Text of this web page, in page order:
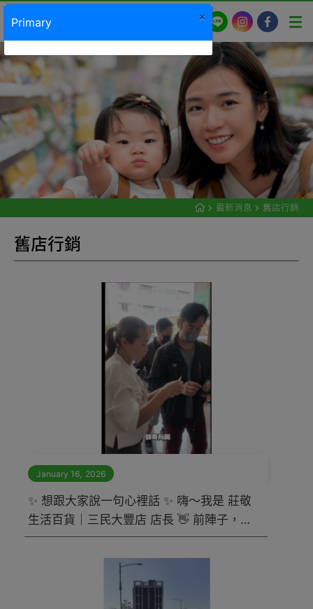
LINE InstagramFacebook
最新消息 舊店行銷
舊店行銷
January 16 2026
✨ 想跟大家說一句心裡話 ✨ 嗨～我是 莊敬
生活百貨｜三民大豐店 店長 👋 前陣子，大
豐店正在進行改裝調整， 想把空間變得更
好逛、動線更順、取貨更方便 🛒
Primary ×